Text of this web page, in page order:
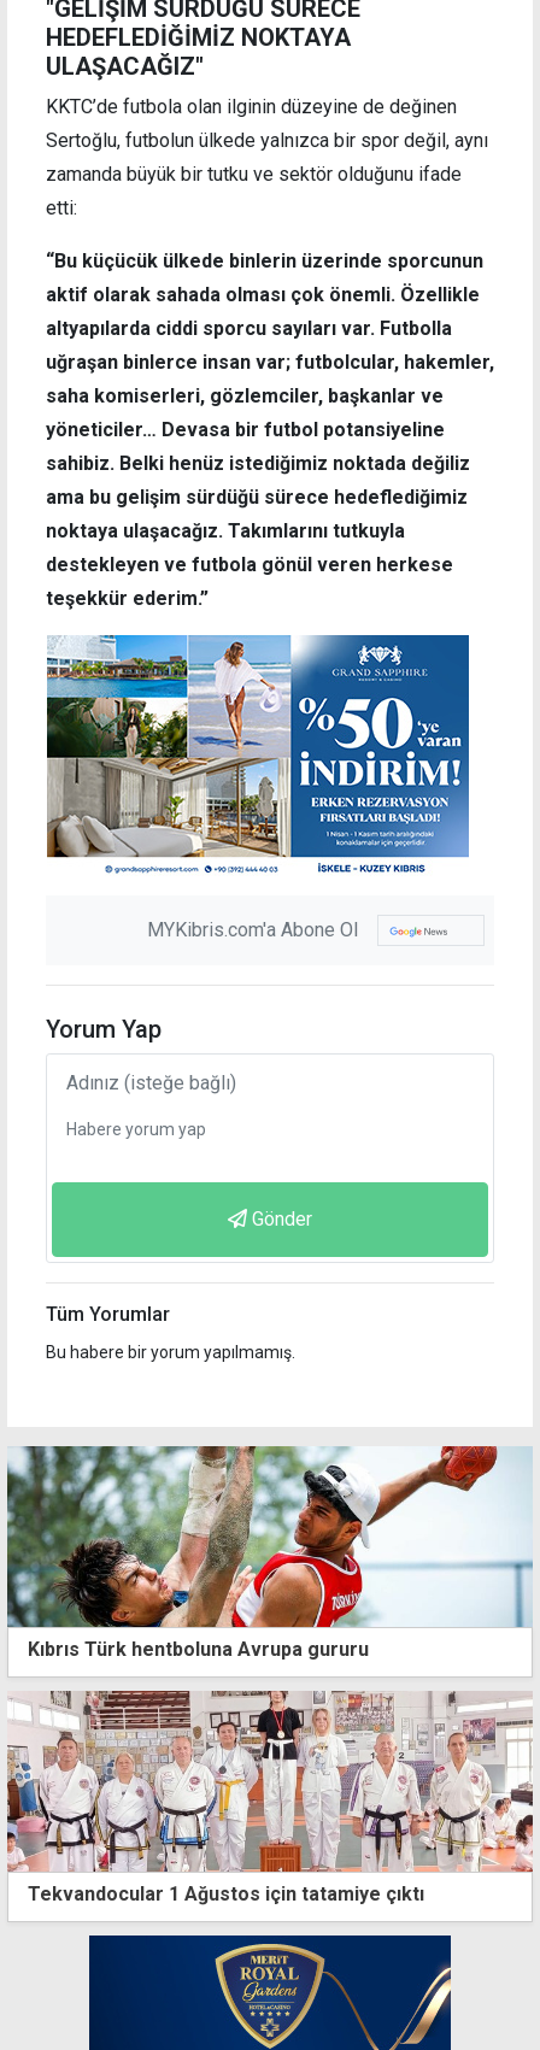
"GELİŞİM SÜRDÜĞÜ SÜRECE
HEDEFLEDİĞİMİZ NOKTAYA
ULAŞACAĞIZ"
KKTC’de futbola olan ilginin düzeyine de değinen
Sertoğlu, futbolun ülkede yalnızca bir spor değil, aynı
zamanda büyük bir tutku ve sektör olduğunu ifade
etti:
“Bu küçücük ülkede binlerin üzerinde sporcunun
aktif olarak sahada olması çok önemli. Özellikle
altyapılarda ciddi sporcu sayıları var. Futbolla
uğraşan binlerce insan var; futbolcular, hakemler,
saha komiserleri, gözlemciler, başkanlar ve
yöneticiler… Devasa bir futbol potansiyeline
sahibiz. Belki henüz istediğimiz noktada değiliz
ama bu gelişim sürdüğü sürece hedeflediğimiz
noktaya ulaşacağız. Takımlarını tutkuyla
destekleyen ve futbola gönül veren herkese
teşekkür ederim.”
MYKibris.com'a Abone Ol
Yorum Yap
Gönder
Tüm Yorumlar
Bu habere bir yorum yapılmamış.
Kıbrıs Türk hentboluna Avrupa gururu
Tekvandocular 1 Ağustos için tatamiye çıktı